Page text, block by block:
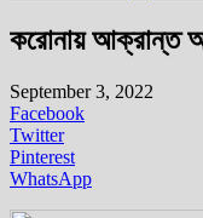
করোনায় আক্রান্ত
September 3, 2022
Facebook
Twitter
Pinterest
WhatsApp